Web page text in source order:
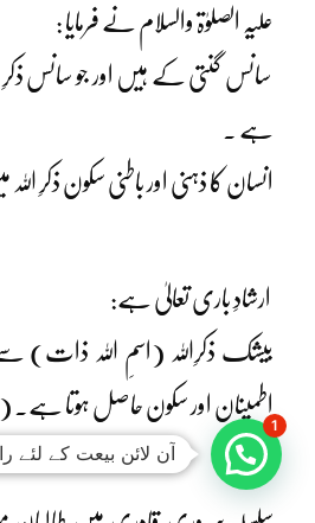
علیہ الصلوٰۃ والسلام نے فرمایا :
سانس گنتی کے ہیں اور جو سانس ذکرِ
ہے ۔
انسان کا ذہنی اور باطنی سکون ذکرِ
ارشادِ باری تعالیٰ ہے:
بیشک ذکرِاللہ (اسمِ اللہ
اطمینان اور سکون حاصل ہوتا ہے۔
آن لائن بیعت کے لئے
1